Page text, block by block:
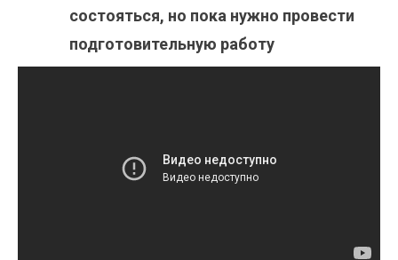
состояться, но пока нужно провести
подготовительную работу